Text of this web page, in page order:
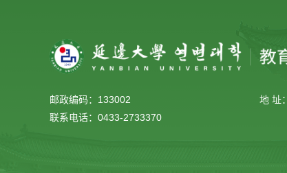
邮政编码：133002
地 址
联系电话：0433-2733370